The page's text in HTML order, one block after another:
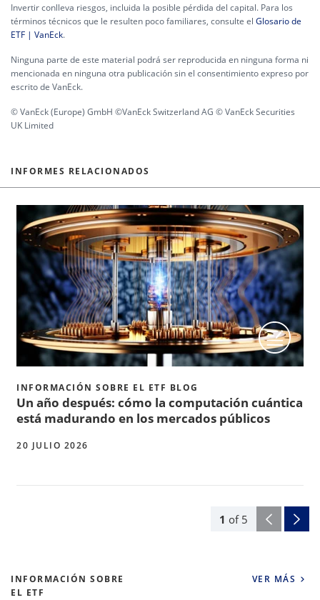
Invertir conlleva riesgos, incluida la posible pérdida del capital. Para los
términos técnicos que le resulten poco familiares, consulte el Glosario de
ETF | VanEck.
Ninguna parte de este material podrá ser reproducida en ninguna forma ni
mencionada en ninguna otra publicación sin el consentimiento expreso por
escrito de VanEck.
© VanEck (Europe) GmbH ©VanEck Switzerland AG © VanEck Securities
UK Limited
INFORMES RELACIONADOS
1 of 5
INFORMACIÓN SOBRE EL ETF BLOG
Un año después: cómo la computación cuántica
está madurando en los mercados públicos
20 JULIO 2026
INFORMACIÓN SOBRE
EL ETF
VER MÁS